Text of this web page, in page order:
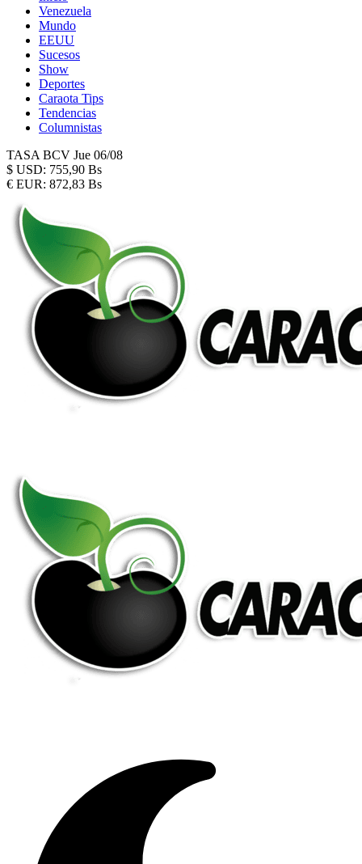
Venezuela
Mundo
EEUU
Sucesos
Show
Deportes
Caraota Tips
Tendencias
Columnistas
TASA BCV Jue 06/08
$ USD: 755,90 Bs
€ EUR: 872,83 Bs